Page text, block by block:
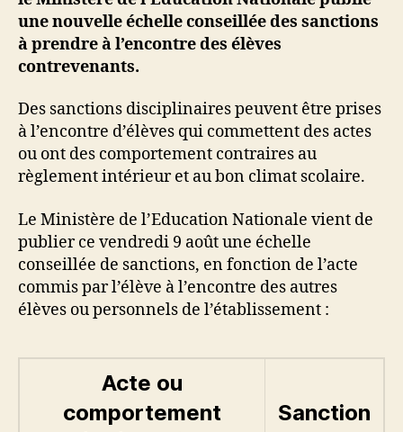
l’encontre
des
une nouvelle échelle conseillée des sanctions
à prendre à l’encontre des élèves
contrevenants.
Des sanctions disciplinaires peuvent être prises
à l’encontre d’élèves qui commettent des actes
ou ont des comportement contraires au
règlement intérieur et au bon climat scolaire.
Le Ministère de l’Education Nationale vient de
publier ce vendredi 9 août une échelle
conseillée de sanctions, en fonction de l’acte
commis par l’élève à l’encontre des autres
élèves ou personnels de l’établissement :
Acte ou
comportement
Sanction